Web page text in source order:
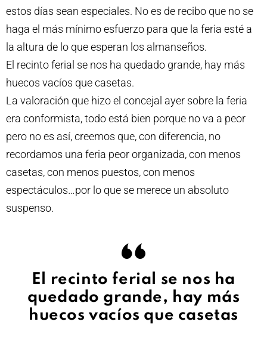
estos días sean especiales. No es de recibo que no se
haga el más mínimo esfuerzo para que la feria esté a
la altura de lo que esperan los almanseños.
El recinto ferial se nos ha quedado grande, hay más
huecos vacíos que casetas.
La valoración que hizo el concejal ayer sobre la feria
era conformista, todo está bien porque no va a peor
pero no es así, creemos que, con diferencia, no
recordamos una feria peor organizada, con menos
casetas, con menos puestos, con menos
espectáculos…por lo que se merece un absoluto
suspenso.
El recinto ferial se nos ha
quedado grande, hay más
huecos vacíos que casetas